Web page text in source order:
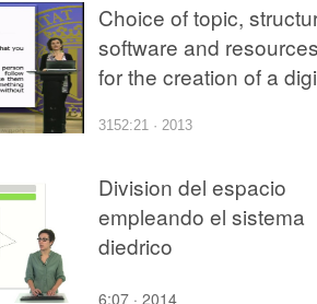
Choice of topic,
software and
for the creation of a
3152:21 · 2013
Division del espacio
empleando el sistema
diedrico
6:07 · 2014